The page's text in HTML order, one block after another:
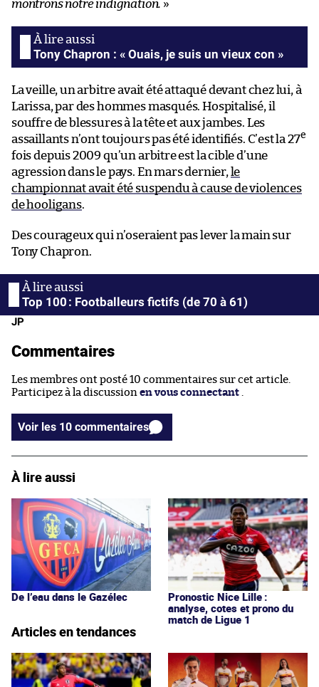
montrons notre indignation. »
Tony Chapron : « Ouais, je suis un vieux con »
La veille, un arbitre avait été attaqué devant chez lui, à
Larissa, par des hommes masqués. Hospitalisé, il
souffre de blessures à la tête et aux jambes. Les
assaillants n’ont toujours pas été identifiés. C’est la 27e
fois depuis 2009 qu’un arbitre est la cible d’une
agression dans le pays. En mars dernier, le
championnat avait été suspendu à cause de violences
de hooligans.
Des courageux qui n’oseraient pas lever la main sur
Tony Chapron.
Top 100 : Footballeurs fictifs (de 70 à 61)
JP
Commentaires
Les membres ont posté 10 commentaires sur cet article.
Participez à la discussion en vous connectant .
Voir les 10 commentaires
À lire aussi
De l’eau dans le Gazélec
Pronostic Nice Lille :
analyse, cotes et prono du
match de Ligue 1
Articles en tendances